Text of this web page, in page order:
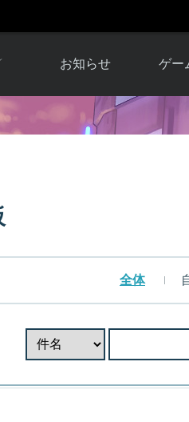
お知らせ
お知らせ一覧
ゲー
ソウ
アップ
全体